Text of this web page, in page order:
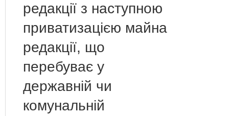
редакції з наступною
приватизацією майна
редакції, що
перебуває у
державній чи
комунальній